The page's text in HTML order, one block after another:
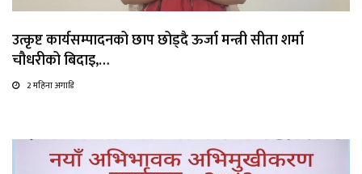
उत्कृष्ट कार्यसम्पादनको छाप छोड्दै ऊर्जा मन्त्री सीता शर्मा
चौधरीको बिदाइ,…
2 महिना अगाडि